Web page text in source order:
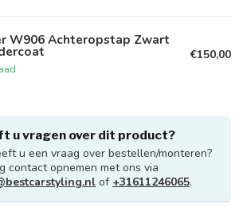
W906 Achteropstap Zwart
€150,00
u vragen over dit product?
u een vraag over bestellen/monteren?
contact opnemen met ons via
of +31611246065.